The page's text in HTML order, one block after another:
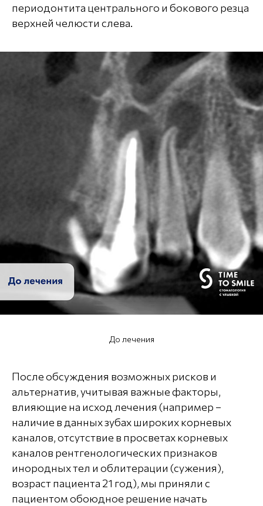
периодонтита центрального и бокового резца
верхней челюсти слева.
До лечения
После обсуждения возможных рисков и
альтернатив, учитывая важные факторы,
влияющие на исход лечения (например –
наличие в данных зубах широких корневых
каналов, отсутствие в просветах корневых
каналов рентгенологических признаков
инородных тел и облитерации (сужения),
возраст пациента 21 год), мы приняли с
пациентом обоюдное решение начать